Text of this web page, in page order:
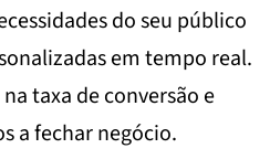
do seu público
em tempo real.
taxa de conversão e
a fechar negócio.